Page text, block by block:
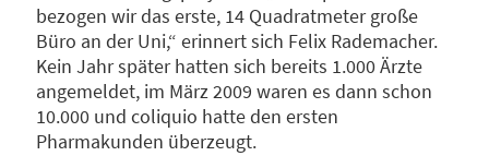
bezogen wir das erste, 14 Quadratmeter große
Büro an der Uni,“ erinnert sich Felix Rademacher.
Kein Jahr später hatten sich bereits 1.000 Ärzte
angemeldet, im März 2009 waren es dann schon
10.000 und coliquio hatte den ersten
Pharmakunden überzeugt.